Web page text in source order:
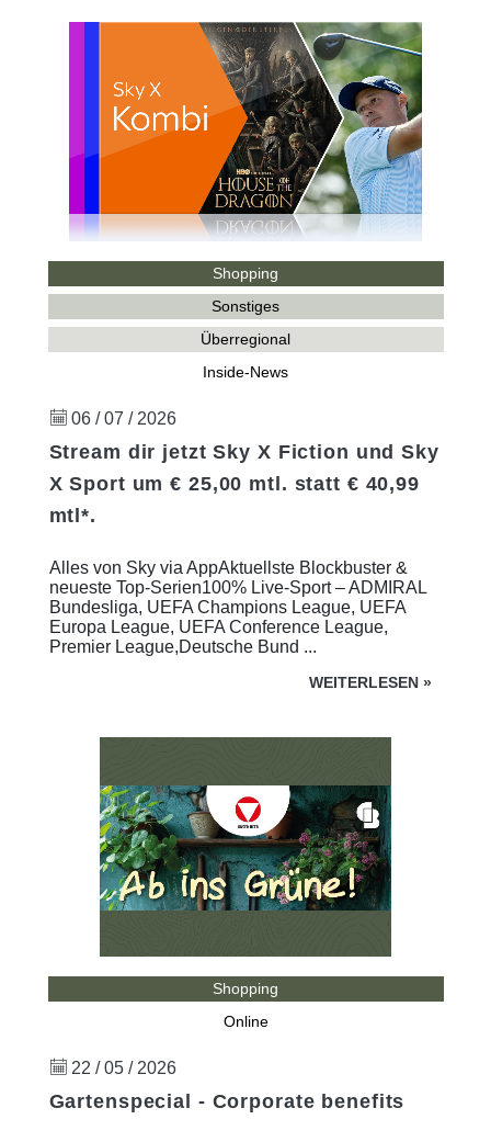
Shopping
Sonstiges
Überregional
Inside-News
06 / 07 / 2026
Stream dir jetzt Sky X Fiction und Sky
X Sport um € 25,00 mtl. statt € 40,99
mtl*.
Alles von Sky via AppAktuellste Blockbuster &
neueste Top-Serien100% Live-Sport – ADMIRAL
Bundesliga, UEFA Champions League, UEFA
Europa League, UEFA Conference League,
Premier League,Deutsche Bund ...
WEITERLESEN »
Shopping
Online
22 / 05 / 2026
Gartenspecial - Corporate benefits